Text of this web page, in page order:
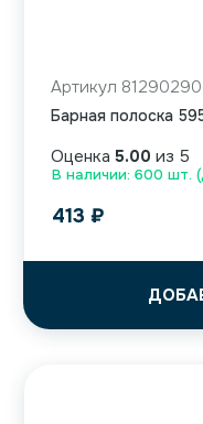
В наличии: 600 шт.
Артикул 81290290
Барная полоска
Оценка 5.00 из 5
413 ₽